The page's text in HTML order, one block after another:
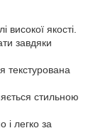
якості.
завдяки
текстурована
стильною
і легко за